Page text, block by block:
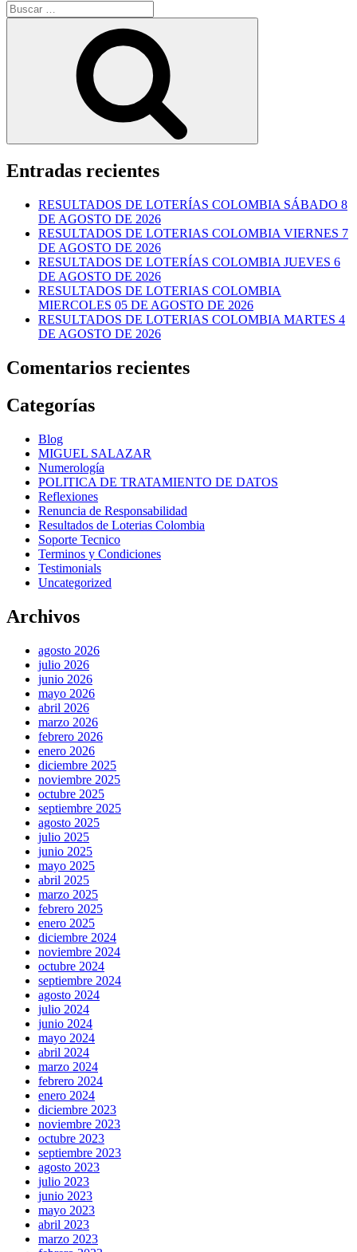
Buscar
por:
Entradas recientes
RESULTADOS DE LOTERÍAS COLOMBIA SÁBADO 8
DE AGOSTO DE 2026
RESULTADOS DE LOTERIAS COLOMBIA VIERNES 7
DE AGOSTO DE 2026
RESULTADOS DE LOTERÍAS COLOMBIA JUEVES 6
DE AGOSTO DE 2026
RESULTADOS DE LOTERIAS COLOMBIA
MIERCOLES 05 DE AGOSTO DE 2026
RESULTADOS DE LOTERIAS COLOMBIA MARTES 4
DE AGOSTO DE 2026
Comentarios recientes
Categorías
Blog
MIGUEL SALAZAR
Numerología
POLITICA DE TRATAMIENTO DE DATOS
Reflexiones
Renuncia de Responsabilidad
Resultados de Loterias Colombia
Soporte Tecnico
Terminos y Condiciones
Testimonials
Uncategorized
Archivos
agosto 2026
julio 2026
junio 2026
mayo 2026
abril 2026
marzo 2026
febrero 2026
enero 2026
diciembre 2025
noviembre 2025
octubre 2025
septiembre 2025
agosto 2025
julio 2025
junio 2025
mayo 2025
abril 2025
marzo 2025
febrero 2025
enero 2025
diciembre 2024
noviembre 2024
octubre 2024
septiembre 2024
agosto 2024
julio 2024
junio 2024
mayo 2024
abril 2024
marzo 2024
febrero 2024
enero 2024
diciembre 2023
noviembre 2023
octubre 2023
septiembre 2023
agosto 2023
julio 2023
junio 2023
mayo 2023
abril 2023
marzo 2023